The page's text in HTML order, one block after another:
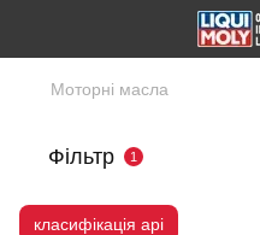
Моторні масла
Фільтр 1
класифікація api